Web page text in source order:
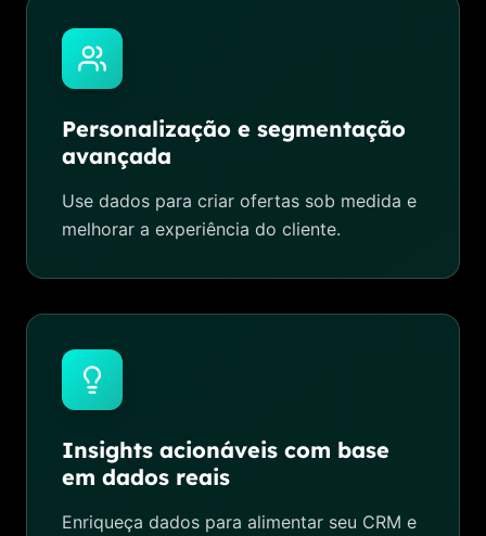
Personalização e segmentação
avançada
Use dados para criar ofertas sob medida e
melhorar a experiência do cliente.
Insights acionáveis com base
em dados reais
Enriqueça dados para alimentar seu CRM e